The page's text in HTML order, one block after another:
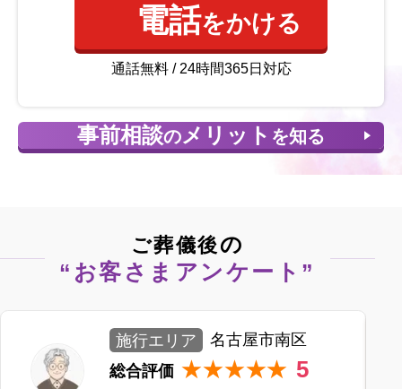
電話をかける
通話無料 / 24時間365日対応
事前相談のメリット を知る
ご葬儀後の
“お客さまアンケート”
施行エリア
名古屋市南区
総合評価 ★★★★★ 5